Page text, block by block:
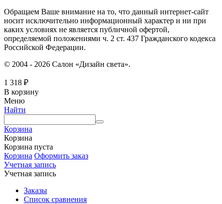
Обращаем Ваше внимание на то, что данный интернет-сайт
носит исключительно информационный характер и ни при
каких условиях не является публичной офертой,
определяемой положениями ч. 2 ст. 437 Гражданского кодекса
Российской Федерации.
© 2004 - 2026 Салон «Дизайн света».
1 318 ₽
В корзину
Меню
Найти
Корзина
Корзина
Корзина пуста
Корзина Оформить заказ
Учетная запись
Учетная запись
Заказы
Список сравнения